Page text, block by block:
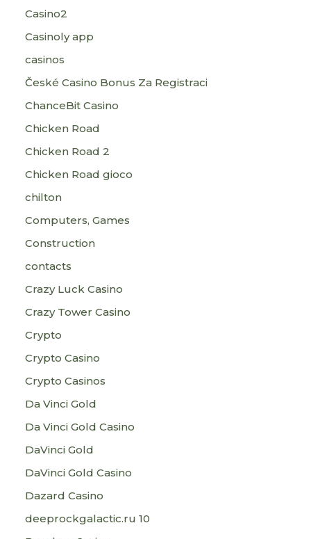
Casino2
Casinoly app
casinos
České Casino Bonus Za Registraci
ChanceBit Casino
Chicken Road
Chicken Road 2
Chicken Road gioco
chilton
Computers, Games
Construction
contacts
Crazy Luck Casino
Crazy Tower Сasino
Crypto
Crypto Casino
Crypto Casinos
Da Vinci Gold
Da Vinci Gold Casino
DaVinci Gold
DaVinci Gold Casino
Dazard Casino
deeprockgalactic.ru 10